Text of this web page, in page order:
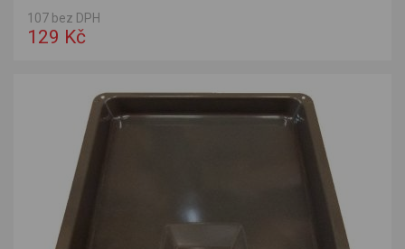
107 bez DPH
129 Kč